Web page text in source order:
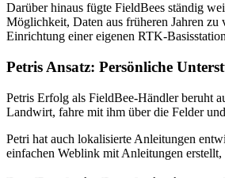
Darüber hinaus fügte FieldBees ständig
Möglichkeit, Daten aus früheren Jahren
Einrichtung einer eigenen RTK-
Petris Ansatz: Persönliche
Petris Erfolg als FieldBee-Händler beruht
Landwirt, fahre mit ihm über die Felder
Petri hat auch lokalisierte Anleitungen
einfachen Weblink mit Anleitungen